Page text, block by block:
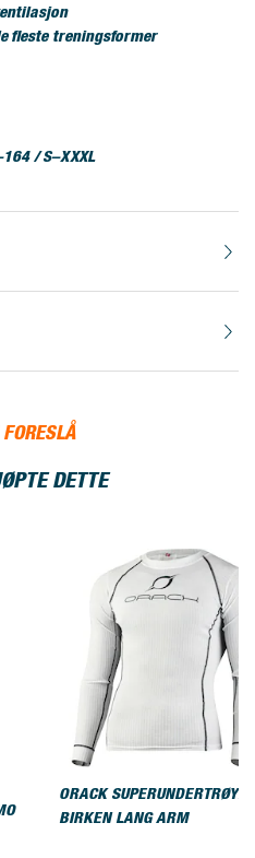
fleste treningsformer
/ S–XXXL
DETTE
ORACK SUPERUNDERTRØYE
BIRKEN LANG ARM